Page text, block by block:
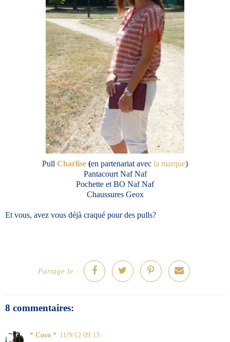
Pull Charlise (en partenariat avec la marque)
Pantacourt Naf Naf
Pochette et BO Naf Naf
Chaussures Geox
Et vous, avez vous déjà craqué pour des pulls?
Partage le :
8 commentaires:
* Coco * 11/9/12 09:13